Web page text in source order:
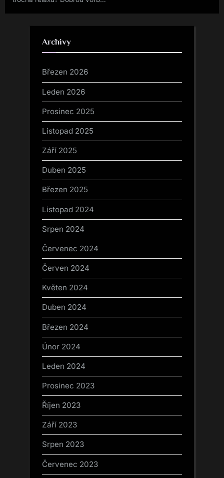
Archivy
Březen 2026
Leden 2026
Prosinec 2025
Listopad 2025
Září 2025
Duben 2025
Březen 2025
Listopad 2024
Srpen 2024
Červenec 2024
Červen 2024
Květen 2024
Duben 2024
Březen 2024
Únor 2024
Leden 2024
Prosinec 2023
Říjen 2023
Září 2023
Srpen 2023
Červenec 2023